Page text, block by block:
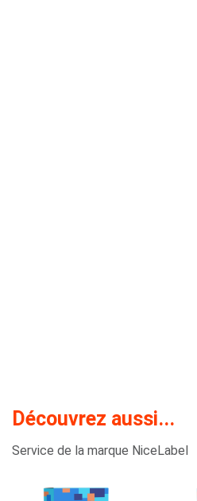
Découvrez aussi...
Service de la marque NiceLabel